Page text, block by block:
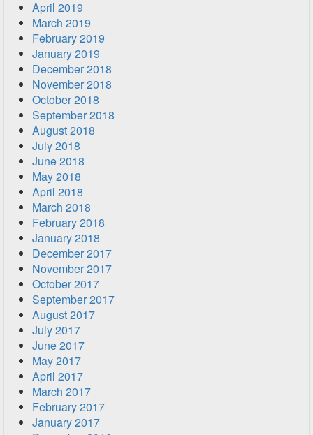
April 2019
March 2019
February 2019
January 2019
December 2018
November 2018
October 2018
September 2018
August 2018
July 2018
June 2018
May 2018
April 2018
March 2018
February 2018
January 2018
December 2017
November 2017
October 2017
September 2017
August 2017
July 2017
June 2017
May 2017
April 2017
March 2017
February 2017
January 2017